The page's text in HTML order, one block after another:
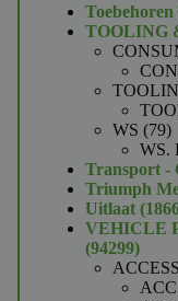
TOOLING
WS 7979
WS.
Transport -
Triumph
Uitlaat
VEHICLE
9429994299